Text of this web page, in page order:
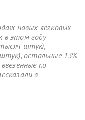
новых легковых
в этом году
штук),
остальные 13%
по
в